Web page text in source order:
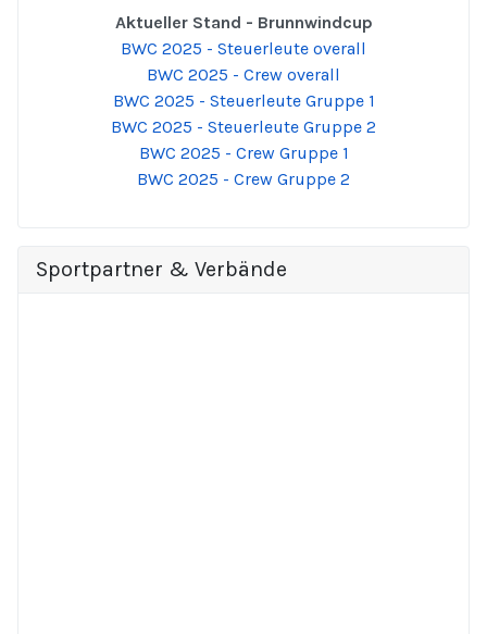
Aktueller Stand - Brunnwindcup
BWC 2025 - Steuerleute overall
BWC 2025 - Crew overall
BWC 2025 - Steuerleute Gruppe 1
BWC 2025 - Steuerleute Gruppe 2
BWC 2025 - Crew Gruppe 1
BWC 2025 - Crew Gruppe 2
Sportpartner & Verbände